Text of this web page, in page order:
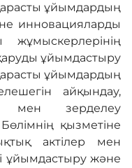
ұйымдардың
инновацияларды
жұмыскерлерінің
ұйымдастыру
ұйымдардың
айқындау,
мен зерделеу
қызметіне
актілер мен
ұйымдастыру және